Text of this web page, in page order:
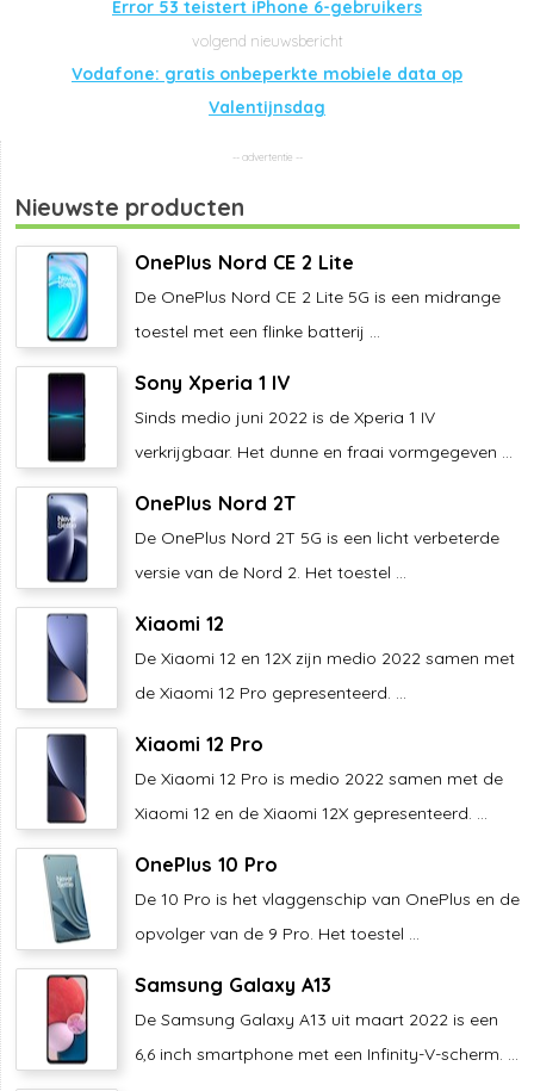
Error 53 teistert iPhone 6-gebruikers
Vodafone: gratis onbeperkte mobiele data op
Valentijnsdag
Nieuwste producten
OnePlus Nord CE 2 Lite
De OnePlus Nord CE 2 Lite 5G is een midrange
toestel met een flinke batterij ...
Sony Xperia 1 IV
Sinds medio juni 2022 is de Xperia 1 IV
verkrijgbaar. Het dunne en fraai vormgegeven ...
OnePlus Nord 2T
De OnePlus Nord 2T 5G is een licht verbeterde
versie van de Nord 2. Het toestel ...
Xiaomi 12
De Xiaomi 12 en 12X zijn medio 2022 samen met
de Xiaomi 12 Pro gepresenteerd. ...
Xiaomi 12 Pro
De Xiaomi 12 Pro is medio 2022 samen met de
Xiaomi 12 en de Xiaomi 12X gepresenteerd. ...
OnePlus 10 Pro
De 10 Pro is het vlaggenschip van OnePlus en de
opvolger van de 9 Pro. Het toestel ...
Samsung Galaxy A13
De Samsung Galaxy A13 uit maart 2022 is een
6,6 inch smartphone met een Infinity-V-scherm. ...